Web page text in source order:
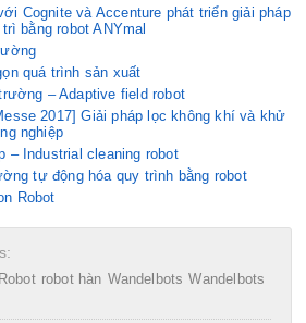
Cognite và Accenture phát triển giải pháp
bằng robot ANYmal
quá trình sản xuất
– Adaptive field robot
2017] Giải pháp lọc không khí và khử
nghiệp
– Industrial cleaning robot
tự động hóa quy trình bằng robot
Robot
Robot robot hàn Wandelbots Wandelbots